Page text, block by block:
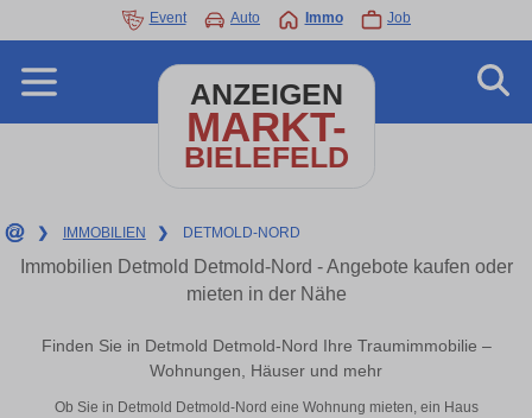
Event Auto Immo Job
ANZEIGEN
MARKT-
BIELEFELD
❯ IMMOBILIEN ❯ DETMOLD-NORD
Immobilien Detmold Detmold-Nord - Angebote kaufen oder
mieten in der Nähe
Finden Sie in Detmold Detmold-Nord Ihre Traumimmobilie –
Wohnungen, Häuser und mehr
Ob Sie in Detmold Detmold-Nord eine Wohnung mieten, ein Haus